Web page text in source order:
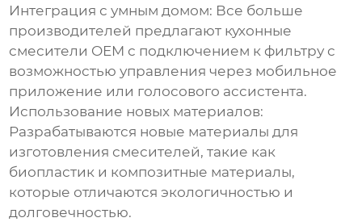
Интеграция с умным домом: Все больше
производителей предлагают кухонные
смесители OEM с подключением к фильтру с
возможностью управления через мобильное
приложение или голосового ассистента.
Использование новых материалов:
Разрабатываются новые материалы для
изготовления смесителей, такие как
биопластик и композитные материалы,
которые отличаются экологичностью и
долговечностью.